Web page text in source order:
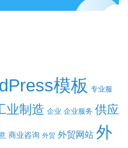
模板 专业服
业制造 企业 企业服务 供应
商业咨询 外贸 外贸网站 外